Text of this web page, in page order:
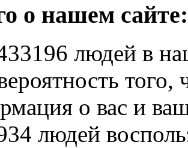
о нашем сайте:
людей в
того,
о вас и
людей